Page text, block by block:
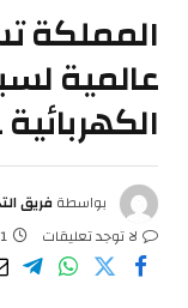
المملكة
عالمية
الكهربائية E1
بواسطةفريق
لا توجد تعليقات
1 دقائق